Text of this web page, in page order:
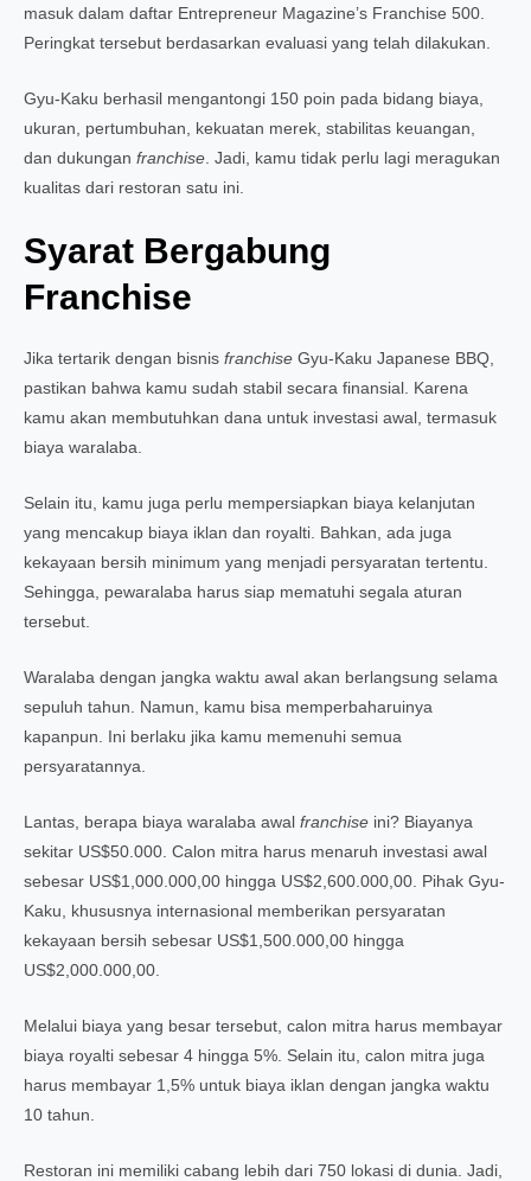
masuk dalam daftar Entrepreneur Magazine’s Franchise 500.
Peringkat tersebut berdasarkan evaluasi yang telah dilakukan.
Gyu-Kaku berhasil mengantongi 150 poin pada bidang biaya,
ukuran, pertumbuhan, kekuatan merek, stabilitas keuangan,
dan dukungan franchise . Jadi, kamu tidak perlu lagi meragukan
kualitas dari restoran satu ini.
Syarat Bergabung
Franchise
Jika tertarik dengan bisnis franchise Gyu-Kaku Japanese BBQ,
pastikan bahwa kamu sudah stabil secara finansial. Karena
kamu akan membutuhkan dana untuk investasi awal, termasuk
biaya waralaba.
Selain itu, kamu juga perlu mempersiapkan biaya kelanjutan
yang mencakup biaya iklan dan royalti. Bahkan, ada juga
kekayaan bersih minimum yang menjadi persyaratan tertentu.
Sehingga, pewaralaba harus siap mematuhi segala aturan
tersebut.
Waralaba dengan jangka waktu awal akan berlangsung selama
sepuluh tahun. Namun, kamu bisa memperbaharuinya
kapanpun. Ini berlaku jika kamu memenuhi semua
persyaratannya.
Lantas, berapa biaya waralaba awal franchise ini? Biayanya
sekitar US$50.000. Calon mitra harus menaruh investasi awal
sebesar US$1,000.000,00 hingga US$2,600.000,00. Pihak Gyu-
Kaku, khususnya internasional memberikan persyaratan
kekayaan bersih sebesar US$1,500.000,00 hingga
US$2,000.000,00.
Melalui biaya yang besar tersebut, calon mitra harus membayar
biaya royalti sebesar 4 hingga 5%. Selain itu, calon mitra juga
harus membayar 1,5% untuk biaya iklan dengan jangka waktu
10 tahun.
Restoran ini memiliki cabang lebih dari 750 lokasi di dunia. Jadi,